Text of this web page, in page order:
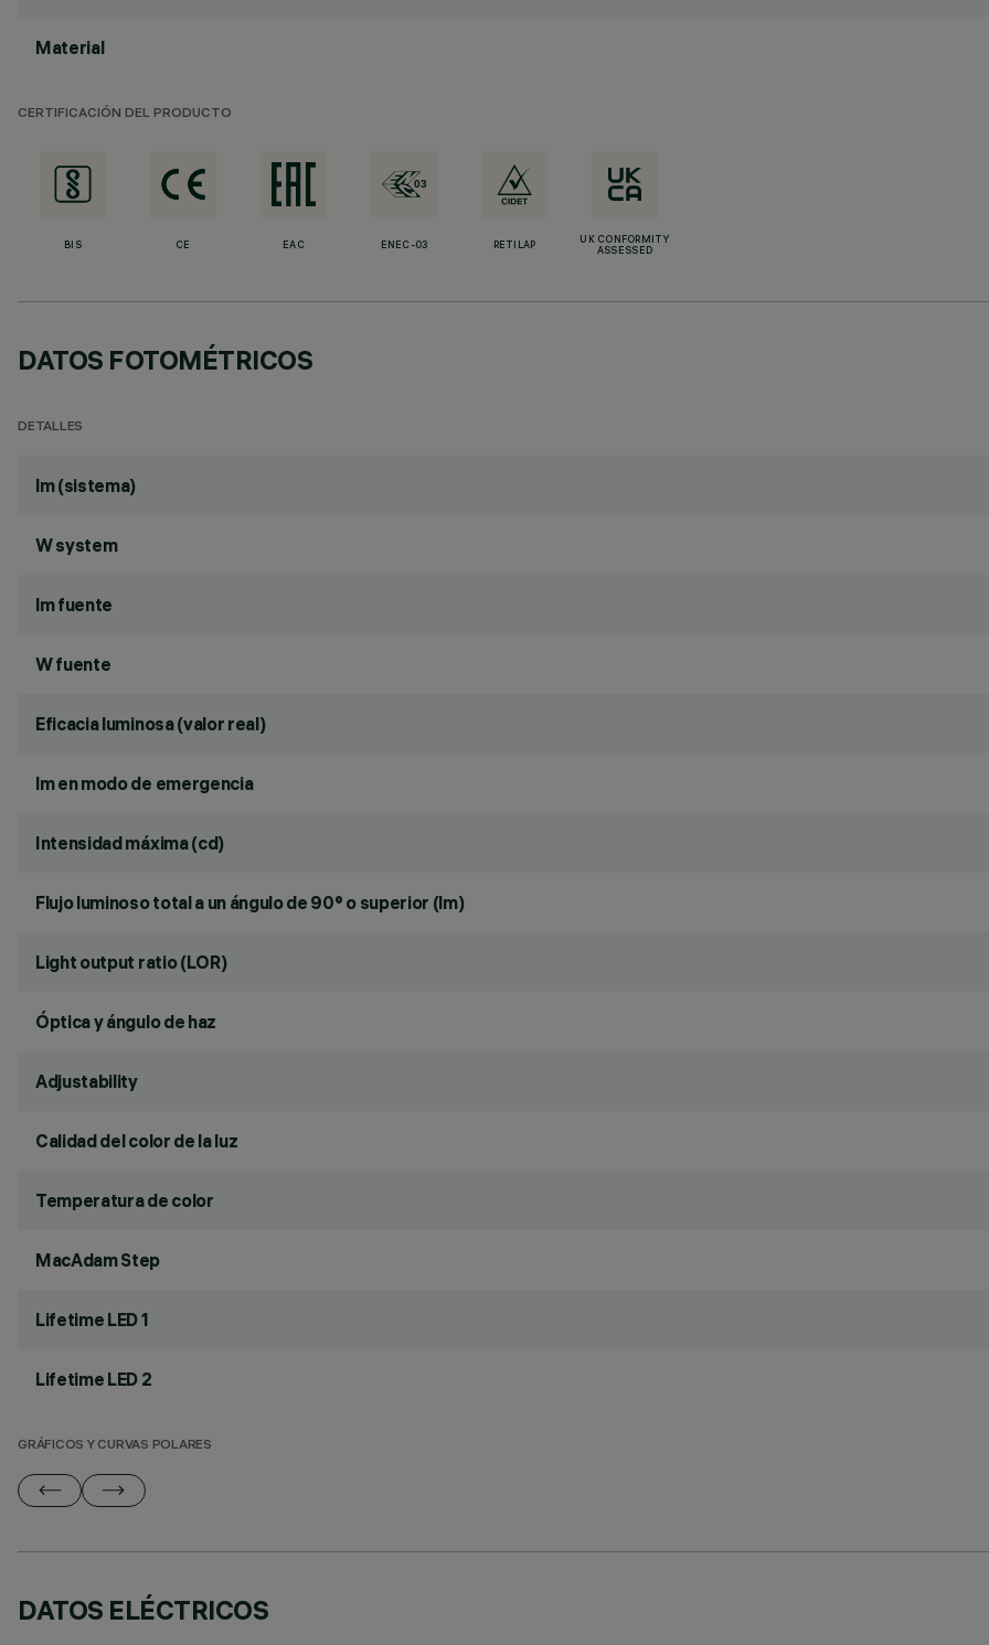
Material
CERTIFICACIÓN DEL PRODUCTO
BIS CE EAC ENEC-03 RETILAP
UK CONFORMITY
ASSESSED
DATOS FOTOMÉTRICOS
DETALLES
lm (sistema)
W system
lm fuente
W fuente
Eficacia luminosa (valor real)
lm en modo de emergencia
Intensidad máxima (cd)
Flujo luminoso total a un ángulo de 90° o superior (lm)
Light output ratio (LOR)
Óptica y ángulo de haz
Adjustability
Calidad del color de la luz
Temperatura de color
MacAdam Step
Lifetime LED 1
Lifetime LED 2
GRÁFICOS Y CURVAS POLARES
DATOS ELÉCTRICOS